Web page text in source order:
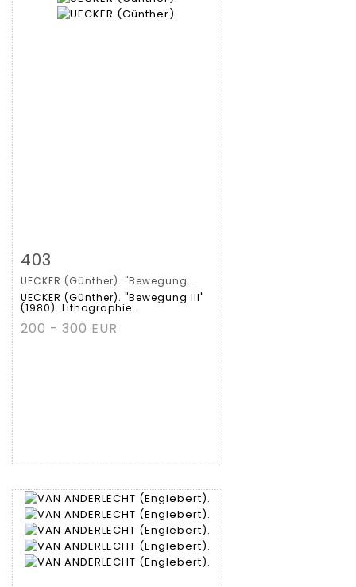
Gedetailleerde
fiche
403
UECKER (Günther). "Bewegung...
UECKER (Günther). "Bewegung III"
(1980). Lithographie...
200 - 300 EUR